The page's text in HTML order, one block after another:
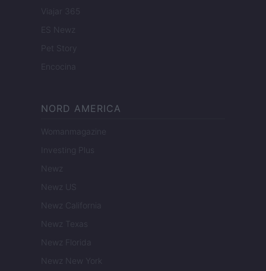
Viajar 365
ES Newz
Pet Story
Encocina
NORD AMERICA
Womanmagazine
Investing Plus
Newz
Newz US
Newz California
Newz Texas
Newz Florida
Newz New York